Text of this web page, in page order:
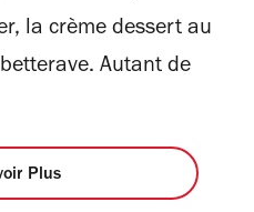
la crème dessert au
Autant de
Plus